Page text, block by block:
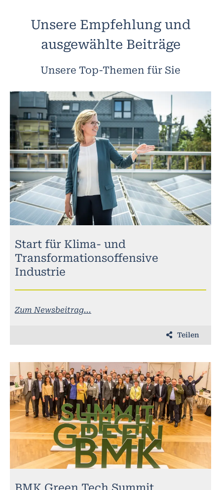
Unsere Empfehlung und
ausgewählte Beiträge
Unsere Top-Themen für Sie
Start für Klima- und
Transformationsoffensive
Industrie
Zum Newsbeitrag...
Teilen